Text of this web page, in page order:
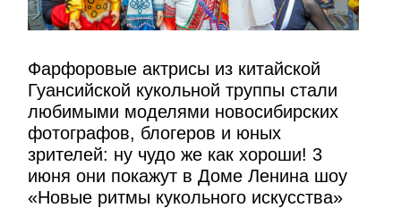
Фарфоровые актрисы из китайской
Гуансийской кукольной труппы стали
любимыми моделями новосибирских
фотографов, блогеров и юных
зрителей: ну чудо же как хороши! 3
июня они покажут в Доме Ленина шоу
«Новые ритмы кукольного искусства»